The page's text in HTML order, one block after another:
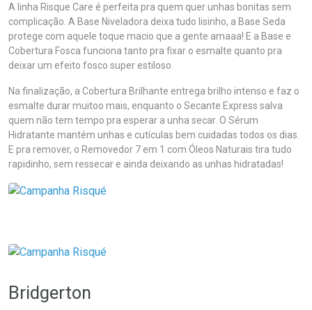
A linha Risque Care é perfeita pra quem quer unhas bonitas sem
complicação. A Base Niveladora deixa tudo lisinho, a Base Seda
protege com aquele toque macio que a gente amaaa! E a Base e
Cobertura Fosca funciona tanto pra fixar o esmalte quanto pra
deixar um efeito fosco super estiloso.
Na finalização, a Cobertura Brilhante entrega brilho intenso e faz o
esmalte durar muitoo mais, enquanto o Secante Express salva
quem não tem tempo pra esperar a unha secar. O Sérum
Hidratante mantém unhas e cutículas bem cuidadas todos os dias.
E pra remover, o Removedor 7 em 1 com Óleos Naturais tira tudo
rapidinho, sem ressecar e ainda deixando as unhas hidratadas!
Bridgerton